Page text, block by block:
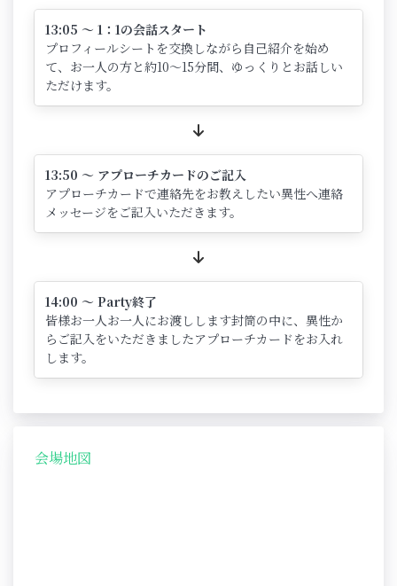
13:05 ～ 1：1の会話スタート
プロフィールシートを交換しながら自己紹介を始め
て、お一人の方と約10～15分間、ゆっくりとお話しい
ただけます。
13:50 ～ アプローチカードのご記入
アプローチカードで連絡先をお教えしたい異性へ連絡
メッセージをご記入いただきます。
14:00 ～ Party終了
皆様お一人お一人にお渡しします封筒の中に、異性か
らご記入をいただきましたアプローチカードをお入れ
します。
会場地図